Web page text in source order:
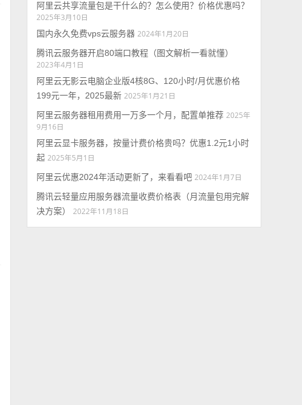
阿里云共享流量包是干什么的？怎么使用？价格优惠吗？
2025年3月10日
国内永久免费vps云服务器 2024年1月20日
腾讯云服务器开启80端口教程（图文解析一看就懂）
2023年4月1日
阿里云无影云电脑企业版4核8G、120小时/月优惠价格
199元一年，2025最新 2025年1月21日
阿里云服务器租用费用一万多一个月，配置单推荐 2025年
9月16日
阿里云显卡服务器，按量计费价格贵吗？优惠1.2元1小时
起 2025年5月1日
阿里云优惠2024年活动更新了，来看看吧 2024年1月7日
腾讯云轻量应用服务器流量收费价格表（月流量包用完解
决方案）
2022年11月18日